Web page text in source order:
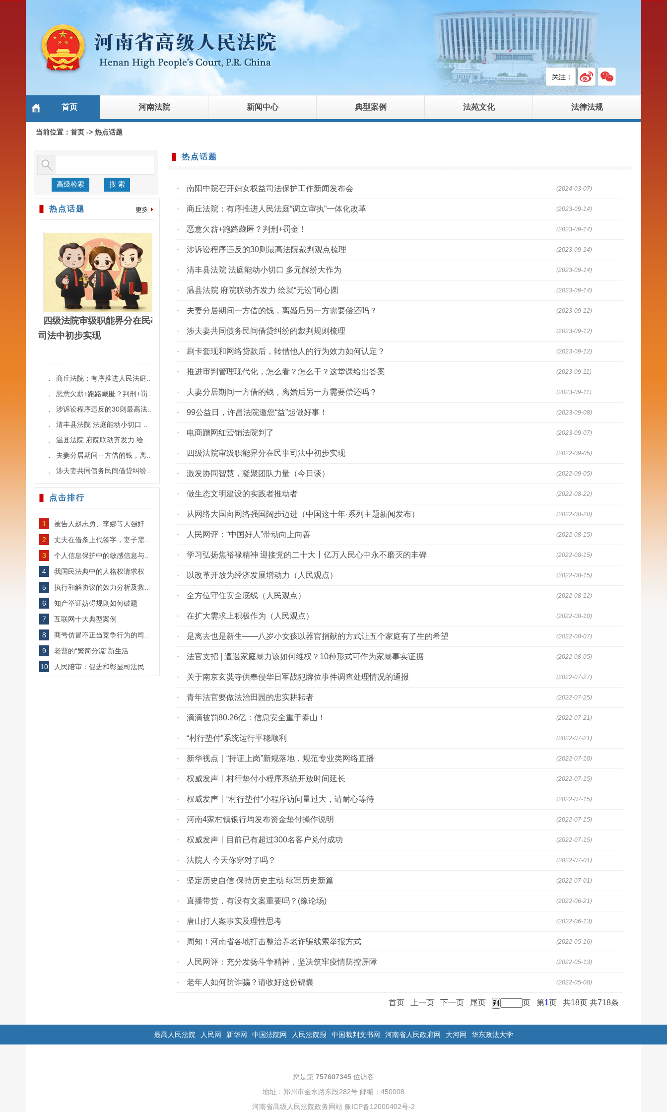
首页 河南法院 新闻中心 典型案例 法苑文化 法律法规
当前位置： 首页 -> 热点话题
高级检索 搜 索
热点话题
四级法院审级职能界分在民事
司法中初步实现
· 商丘法院：有序推进人民法庭..
· 恶意欠薪+跑路藏匿？判刑+罚..
· 涉诉讼程序违反的30则最高法..
· 清丰县法院 法庭能动小切口 ..
· 温县法院 府院联动齐发力 绘..
· 夫妻分居期间一方借的钱，离..
· 涉夫妻共同债务民间借贷纠纷..
点击排行
1
被告人赵志勇、李娜等人强奸..
2
丈夫在借条上代签字，妻子需..
3
个人信息保护中的敏感信息与..
4
我国民法典中的人格权请求权
5
执行和解协议的效力分析及救..
6
知产举证妨碍规则如何破题
7
互联网十大典型案例
8
商号仿冒不正当竞争行为的司..
9
老曹的“繁简分流”新生活
10
人民陪审：促进和彰显司法民..
热点话题
· 南阳中院召开妇女权益司法保护工作新闻发布会 (2024-03-07)
· 商丘法院：有序推进人民法庭“调立审执”一体化改革 (2023-09-14)
· 恶意欠薪+跑路藏匿？判刑+罚金！ (2023-09-14)
· 涉诉讼程序违反的30则最高法院裁判观点梳理 (2023-09-14)
· 清丰县法院 法庭能动小切口 多元解纷大作为 (2023-09-14)
· 温县法院 府院联动齐发力 绘就“无讼”同心圆 (2023-09-14)
· 夫妻分居期间一方借的钱，离婚后另一方需要偿还吗？ (2023-09-12)
· 涉夫妻共同债务民间借贷纠纷的裁判规则梳理 (2023-09-12)
· 刷卡套现和网络贷款后，转借他人的行为效力如何认定？ (2023-09-12)
· 推进审判管理现代化，怎么看？怎么干？这堂课给出答案 (2023-09-11)
· 夫妻分居期间一方借的钱，离婚后另一方需要偿还吗？ (2023-09-11)
· 99公益日，许昌法院邀您“益”起做好事！ (2023-09-08)
· 电商蹭网红营销法院判了 (2023-09-07)
· 四级法院审级职能界分在民事司法中初步实现 (2022-09-05)
· 激发协同智慧，凝聚团队力量（今日谈） (2022-09-05)
· 做生态文明建设的实践者推动者 (2022-08-22)
· 从网络大国向网络强国阔步迈进（中国这十年·系列主题新闻发布） (2022-08-20)
· 人民网评：“中国好人”带动向上向善 (2022-08-15)
· 学习弘扬焦裕禄精神 迎接党的二十大丨亿万人民心中永不磨灭的丰碑 (2022-08-15)
· 以改革开放为经济发展增动力（人民观点） (2022-08-15)
· 全方位守住安全底线（人民观点） (2022-08-12)
· 在扩大需求上积极作为（人民观点） (2022-08-10)
· 是离去也是新生——八岁小女孩以器官捐献的方式让五个家庭有了生的希望 (2022-08-07)
· 法官支招 | 遭遇家庭暴力该如何维权？10种形式可作为家暴事实证据 (2022-08-05)
· 关于南京玄奘寺供奉侵华日军战犯牌位事件调查处理情况的通报 (2022-07-27)
· 青年法官要做法治田园的忠实耕耘者 (2022-07-25)
· 滴滴被罚80.26亿：信息安全重于泰山！ (2022-07-21)
· “村行垫付”系统运行平稳顺利 (2022-07-21)
· 新华视点｜“持证上岗”新规落地，规范专业类网络直播 (2022-07-18)
· 权威发声丨村行垫付小程序系统开放时间延长 (2022-07-15)
· 权威发声丨“村行垫付”小程序访问量过大，请耐心等待 (2022-07-15)
· 河南4家村镇银行均发布资金垫付操作说明 (2022-07-15)
· 权威发声丨目前已有超过300名客户兑付成功 (2022-07-15)
· 法院人 今天你穿对了吗？ (2022-07-01)
· 坚定历史自信 保持历史主动 续写历史新篇 (2022-07-01)
· 直播带货，有没有文案重要吗？(豫论场) (2022-06-21)
· 唐山打人案事实及理性思考 (2022-06-13)
· 周知！河南省各地打击整治养老诈骗线索举报方式 (2022-05-16)
· 人民网评：充分发扬斗争精神，坚决筑牢疫情防控屏障 (2022-05-13)
· 老年人如何防诈骗？请收好这份锦囊 (2022-05-08)
首页 上一页 下一页 尾页 页 第1页 共18页 共718条
最高人民法院 人民网 新华网 中国法院网 人民法院报 中国裁判文书网 河南省人民政府网 大河网 华东政法大学
您是第 757607345 位访客
地址：郑州市金水路东段282号 邮编：450008
河南省高级人民法院政务网站 豫ICP备12000402号-2